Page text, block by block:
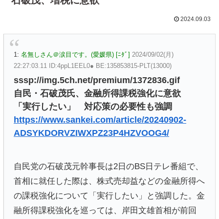
2024.09.03
1: 名無しさん＠涙目です。(愛媛県) [ﾆﾀﾞ] 2024/09/02(月)
22:27:03.11 ID:4ppL1EEL0● BE:135853815-PLT(13000)
sssp://img.5ch.net/premium/1372836.gif
自民・石破茂氏、金融所得課税強化に意欲
「実行したい」 対応策の必要性も強調
https://www.sankei.com/article/20240902-
ADSYKDORVZIWXPZ23P4HZVOOG4/
自民党の石破茂元幹事長は2日のBS日テレ番組で、
首相に就任した際は、株式売却益などの金融所得へ
の課税強化について「実行したい」と強調した。金
融所得課税強化を巡っては、岸田文雄首相が前回